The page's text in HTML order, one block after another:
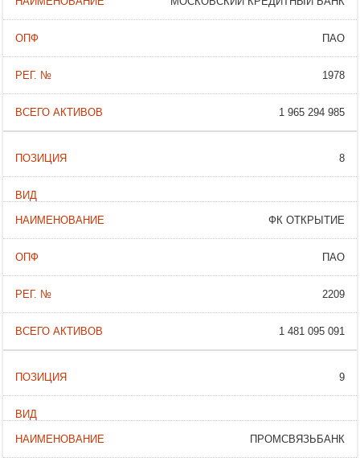
ПАО
1978
1 965 294 985
8
ФК ОТКРЫТИЕ
ПАО
2209
1 481 095 091
9
ПРОМСВЯЗЬБАНК